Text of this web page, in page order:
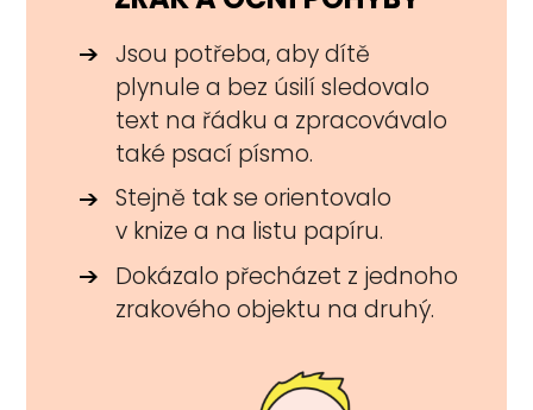
Jsou potřeba, aby dítě
plynule a bez úsilí sledovalo
text na řádku a zpracovávalo
také psací písmo.
Stejně tak se orientovalo
v knize a na listu papíru.
Dokázalo přecházet z jednoho
zrakového objektu na druhý.